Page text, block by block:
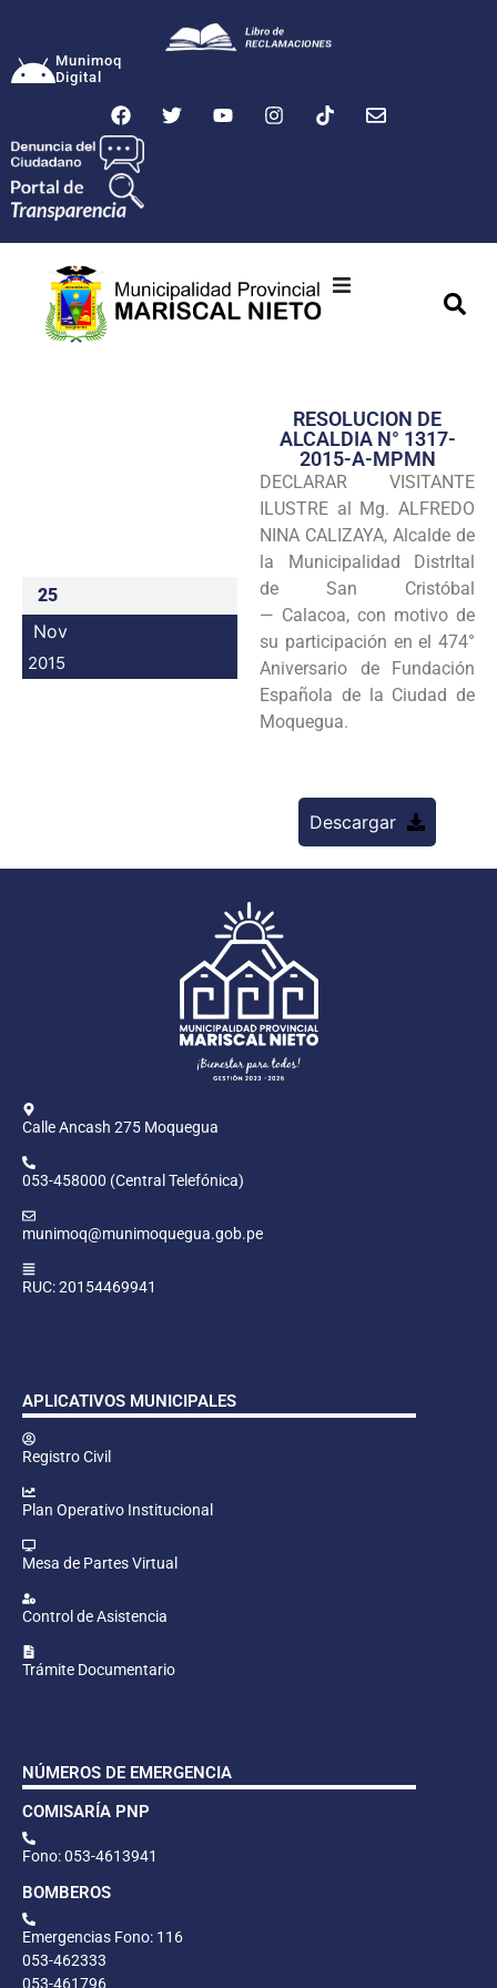
Munimoq
Digital
Transparencia
Seguridad
Programas
Intranet
25
Nov
2015
RESOLUCION DE
ALCALDIA N° 1317-
2015-A-MPMN
DECLARAR VISITANTE
ILUSTRE al Mg. ALFREDO
NINA CALIZAYA, Alcalde de
la Municipalidad DistrItal
de San Cristóbal
— Calacoa, con motivo de
su participación en el 474°
Aniversario de Fundación
Española de la Ciudad de
Moquegua.
Descargar
Calle Ancash 275 Moquegua
053-458000 (Central Telefónica)
munimoq@munimoquegua.gob.pe
RUC: 20154469941
APLICATIVOS MUNICIPALES
Registro Civil
Plan Operativo Institucional
Mesa de Partes Virtual
Control de Asistencia
Trámite Documentario
NÚMEROS DE EMERGENCIA
COMISARÍA PNP
Fono: 053-4613941
BOMBEROS
Emergencias Fono: 116
053-462333
053-461796